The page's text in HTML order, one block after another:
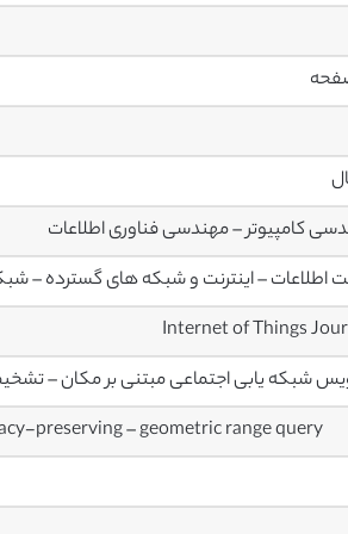
کامپیوتر – مهندسی فناوری اطلاعات
اطلاعات – اینترنت و شبکه های گسترده –
شبکه یابی اجتماعی مبتنی بر مکان –
preserving – geometric range query